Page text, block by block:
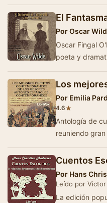
El
PorOscar
Oscar Fingal
poeta y
Los
Por Emilia
4.6★
Antología de
reuniendo
Cuentos
Por Hans
Leído por
La edición